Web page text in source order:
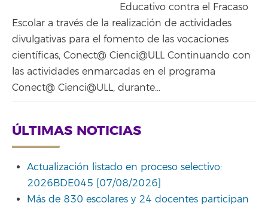
Educativo contra el Fracaso
Escolar a través de la realización de actividades
divulgativas para el fomento de las vocaciones
científicas, Conect@ Cienci@ULL Continuando con
las actividades enmarcadas en el programa
Conect@ Cienci@ULL, durante...
ÚLTIMAS NOTICIAS
Actualización listado en proceso selectivo:
2026BDE045 [07/08/2026]
Más de 830 escolares y 24 docentes participan